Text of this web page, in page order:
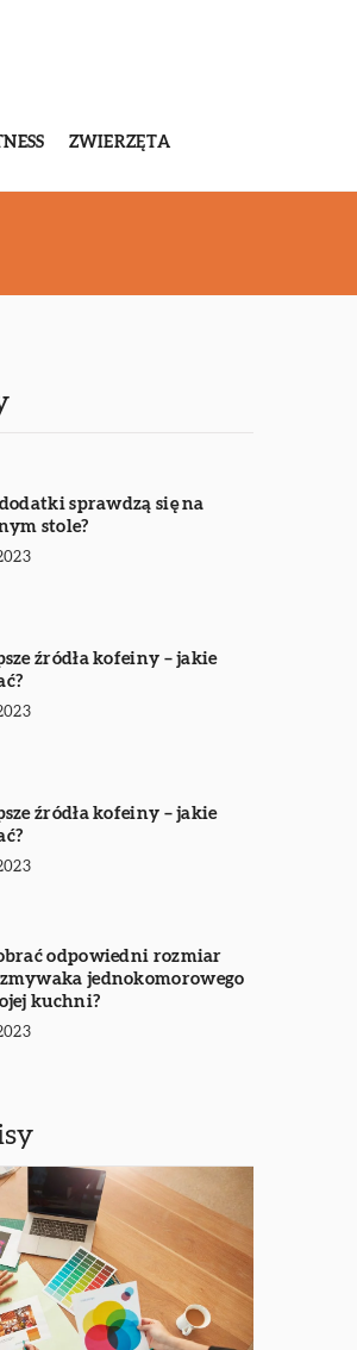
ZWIERZĘTA
sprawdzą się na
stole?
źródła kofeiny – jakie
źródła kofeiny – jakie
odpowiedni rozmiar
jednokomorowego
kuchni?